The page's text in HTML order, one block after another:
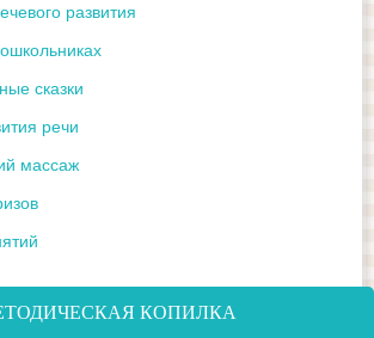
развития
сказки
речи
массаж
КОПИЛКА